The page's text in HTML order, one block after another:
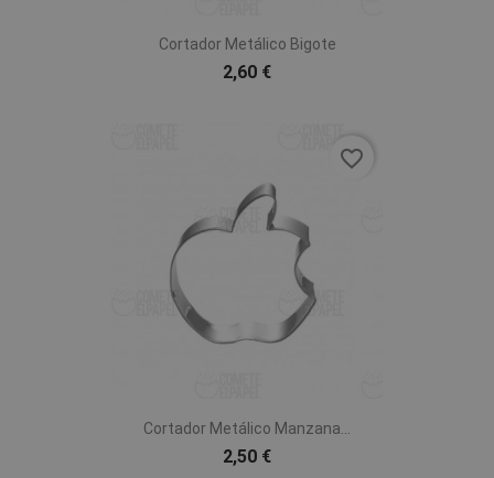
Cortador Metálico Bigote
2,60 €
Cortador Metálico Manzana...
2,50 €
favorite_border